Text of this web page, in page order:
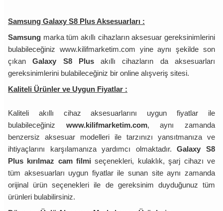
Samsung Galaxy S8 Plus Aksesuarları :
Samsung marka tüm akıllı cihazların aksesuar gereksinimlerini
bulabileceğiniz www.kilifmarketim.com yine aynı şekilde son
çıkanGalaxy S8 Plusakıllı cihazların da aksesuarları
gereksinimlerini bulabileceğiniz bir online alışveriş sitesi.
Kaliteli Ürünler ve Uygun Fiyatlar :
Kaliteli akıllı cihaz aksesuarlarını uygun fiyatlar ile
bulabileceğiniz www.kilifmarketim.com, aynı zamanda
benzersiz aksesuar modelleri ile tarzınızı yansıtmanıza ve
ihtiyaçlarını karşılamanıza yardımcı olmaktadır.Galaxy S8
Plus kırılmaz cam filmiseçenekleri, kulaklık, şarj cihazı ve
tüm aksesuarları uygun fiyatlar ile sunan site aynı zamanda
orijinal ürün seçenekleri ile de gereksinim duyduğunuz tüm
ürünleri bulabilirsiniz.